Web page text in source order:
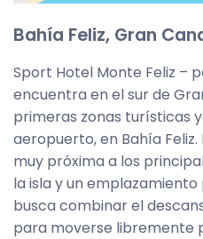
Bahía Feliz, Gran
Sport Hotel Monte Feliz –
encuentra en el sur de
primeras zonas turísticas
aeropuerto, en Bahía Feliz.
muy próxima a los
la isla y un
busca combinar el
para moverse libremente